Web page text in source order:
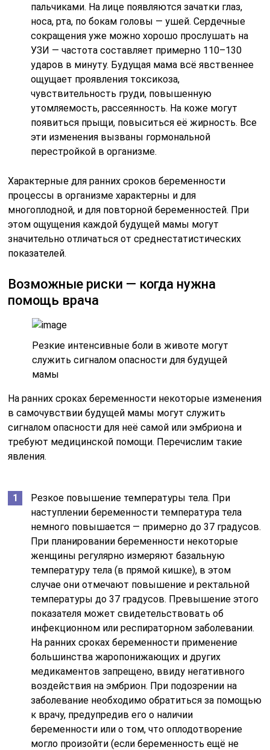
пальчиками. На лице появляются зачатки глаз,
носа, рта, по бокам головы — ушей. Сердечные
сокращения уже можно хорошо прослушать на
УЗИ — частота составляет примерно 110–130
ударов в минуту. Будущая мама всё явственнее
ощущает проявления токсикоза,
чувствительность груди, повышенную
утомляемость, рассеянность. На коже могут
появиться прыщи, повыситься её жирность. Все
эти изменения вызваны гормональной
перестройкой в организме.
Характерные для ранних сроков беременности
процессы в организме характерны и для
многоплодной, и для повторной беременностей. При
этом ощущения каждой будущей мамы могут
значительно отличаться от среднестатистических
показателей.
Возможные риски — когда нужна
помощь врача
Резкие интенсивные боли в животе могут
служить сигналом опасности для будущей
мамы
На ранних сроках беременности некоторые изменения
в самочувствии будущей мамы могут служить
сигналом опасности для неё самой или эмбриона и
требуют медицинской помощи. Перечислим такие
явления.
Резкое повышение температуры тела. При
наступлении беременности температура тела
немного повышается — примерно до 37 градусов.
При планировании беременности некоторые
женщины регулярно измеряют базальную
температуру тела (в прямой кишке), в этом
случае они отмечают повышение и ректальной
температуры до 37 градусов. Превышение этого
показателя может свидетельствовать об
инфекционном или респираторном заболевании.
На ранних сроках беременности применение
большинства жаропонижающих и других
медикаментов запрещено, ввиду негативного
воздействия на эмбрион. При подозрении на
заболевание необходимо обратиться за помощью
к врачу, предупредив его о наличии
беременности или о том, что оплодотворение
могло произойти (если беременность ещё не